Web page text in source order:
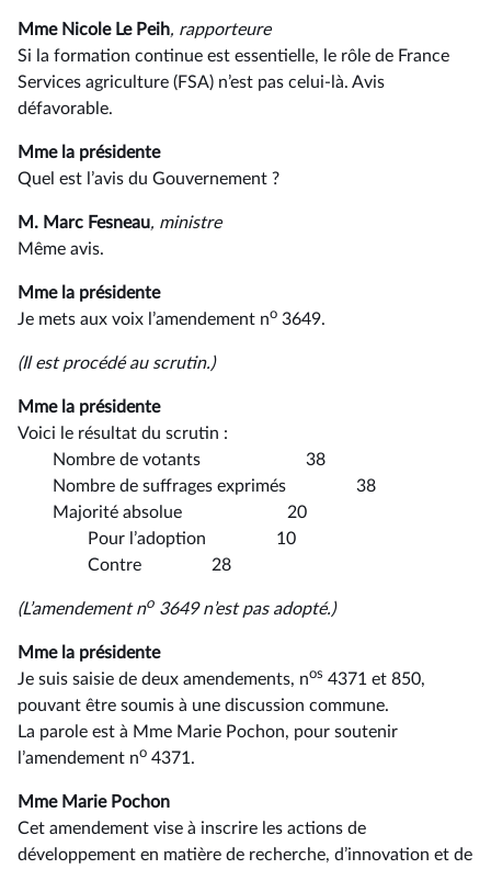
Mme Nicole Le Peih, rapporteure
Si la formation continue est essentielle, le rôle de France
Services agriculture (FSA) n’est pas celui-là. Avis
défavorable.
Mme la présidente
Quel est l’avis du Gouvernement ?
M. Marc Fesneau, ministre
Même avis.
Mme la présidente
Je mets aux voix l’amendement no 3649.
(Il est procédé au scrutin.)
Mme la présidente
Voici le résultat du scrutin :
Nombre de votants 38
Nombre de suffrages exprimés 38
Majorité absolue 20
Pour l’adoption 10
Contre 28
(L’amendement no 3649 n’est pas adopté.)
Mme la présidente
Je suis saisie de deux amendements, nos 4371 et 850,
pouvant être soumis à une discussion commune.
La parole est à Mme Marie Pochon, pour soutenir
l’amendement no 4371.
Mme Marie Pochon
Cet amendement vise à inscrire les actions de
développement en matière de recherche, d’innovation et de